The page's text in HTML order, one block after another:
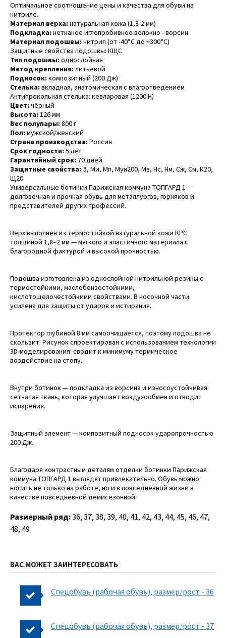
Оптимальное соотношение цены и качества для обуви на
нитриле.
Материал верха: натуральная кожа (1,8-2 мм)
Подкладка: нетканое иглопробивное волокно - ворсин
Материал подошвы: нитрил (от -40°С до +300°С)
Защитные свойства подошвы: КЩС
Тип подошвы: однослойная
Метод крепления: литьевой
Подносок: композитный (200 Дж)
Стелька: вкладная, анатомическая с влагоотведением
Антипрокольная стелька: кевларовая (1200 Н)
Цвет: чёрный
Высота: 126 мм
Вес полупары: 800 г
Пол: мужской/женский
Страна производства: Россия
Срок годности: 5 лет
Гарантийный срок: 70 дней
Защитные свойства: З, Ми, Мп, Мун200, Мв, Нс, Нм, Сж, См, К20,
Щ20
Универсальные ботинки Парижская коммуна ТОПГАРД 1 —
долговечная и прочная обувь для металлургов, горняков и
представителей других профессий.
Верх выполнен из термостойкой натуральной кожи КРС
толщиной 1,8–2 мм — мягкого и эластичного материала с
благородной фактурой и высокой прочностью.
Подошва изготовлена из однослойной нитрильной резины с
термостойкими, маслобензостойкими,
кислотощелочестойкими свойствами. В носочной части
усилена для защиты от ударов и истирания.
Протектор глубиной 8 мм самоочищается, поэтому подошва не
скользит. Рисунок спроектирован с использованием технологии
3D-моделирования: сводит к минимуму термическое
воздействие на стопу.
Внутри ботинок — подкладка из ворсина и износоустойчивая
сетчатая ткань, которая улучшает воздухообмен и отводит
испарения.
Защитный элемент — композитный подносок ударопрочностью
200 Дж.
Благодаря контрастным деталям отделки ботинки Парижская
коммуна ТОПГАРД 1 выглядят привлекательно. Обувь можно
носить не только на работе, но и в повседневной жизни в
качестве повседневной демисезонной.
Размерный ряд:36, 37, 38, 39, 40, 41, 42, 43, 44, 45, 46, 47,
48, 49
ВАС МОЖЕТ ЗАИНТЕРЕСОВАТЬ
Спецобувь (рабочая обувь), размер/рост - 36
Спецобувь (рабочая обувь), размер/рост - 37